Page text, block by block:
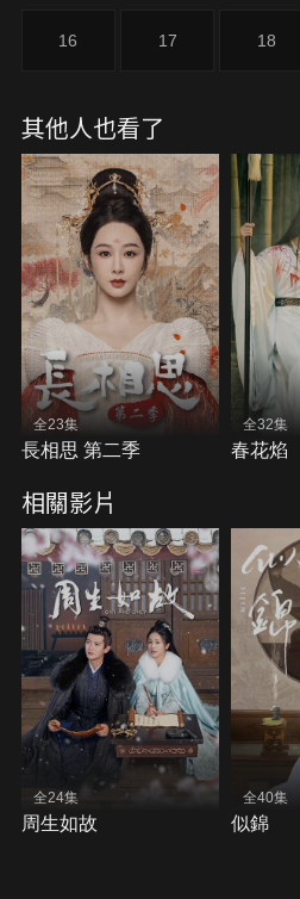
16 17 18
其他人也看了
全23集
長相思 第二季
全32集
春花焰
相關影片
全24集
周生如故
全40集
似錦